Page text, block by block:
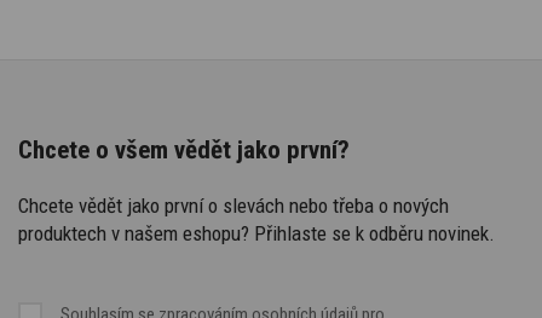
Chcete o všem vědět jako první?
Chcete vědět jako první o slevách nebo třeba o nových
produktech v našem eshopu? Přihlaste se k odběru novinek.